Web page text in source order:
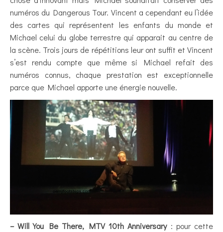
numéros du Dangerous Tour. Vincent a cependant eu l’idée
des cartes qui représentent les enfants du monde et
Michael celui du globe terrestre qui apparait au centre de
la scène. Trois jours de répétitions leur ont suffit et Vincent
s’est rendu compte que même si Michael refait des
numéros connus, chaque prestation est exceptionnelle
parce que Michael apporte une énergie nouvelle.
– Will You Be There, MTV 10th Anniversary: pour cette